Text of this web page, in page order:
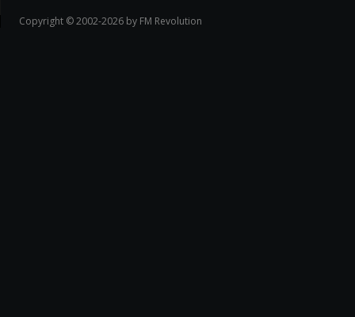
Copyright © 2002-2026 by FM Revolution